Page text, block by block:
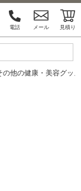
電話 メール 見積り
の他の健康・美容グッズ